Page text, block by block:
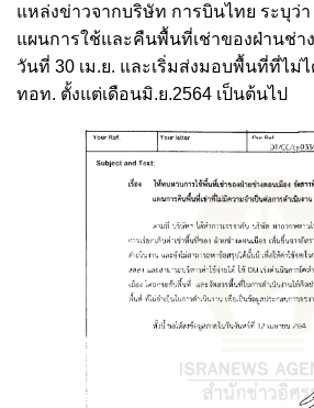
แหล่งข่าวจากบริษัท การบินไทย ระบุว่
แผนการใช้และคืนพื้นที่เช่าของฝ่านช่า
วันที่ 30 เม.ย. และเริ่มส่งมอบพื้นที่ที่ไม่
ทอท. ตั้งแต่เดือนมิ.ย.2564 เป็นต้นไป